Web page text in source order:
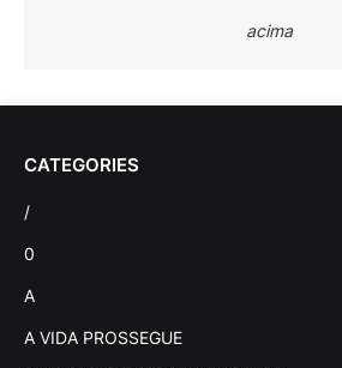
acima
CATEGORIES
/
0
A
A VIDA PROSSEGUE